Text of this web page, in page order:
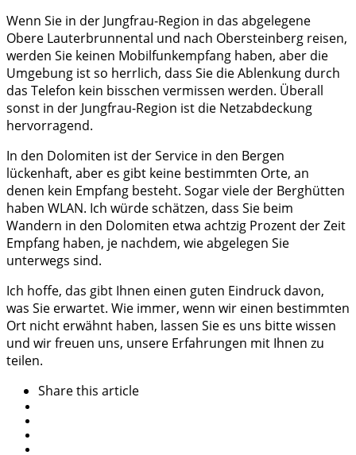
Wenn Sie in der Jungfrau-Region in das abgelegene
Obere Lauterbrunnental und nach Obersteinberg reisen,
werden Sie keinen Mobilfunkempfang haben, aber die
Umgebung ist so herrlich, dass Sie die Ablenkung durch
das Telefon kein bisschen vermissen werden. Überall
sonst in der Jungfrau-Region ist die Netzabdeckung
hervorragend.
In den Dolomiten ist der Service in den Bergen
lückenhaft, aber es gibt keine bestimmten Orte, an
denen kein Empfang besteht. Sogar viele der Berghütten
haben WLAN. Ich würde schätzen, dass Sie beim
Wandern in den Dolomiten etwa achtzig Prozent der Zeit
Empfang haben, je nachdem, wie abgelegen Sie
unterwegs sind.
Ich hoffe, das gibt Ihnen einen guten Eindruck davon,
was Sie erwartet. Wie immer, wenn wir einen bestimmten
Ort nicht erwähnt haben, lassen Sie es uns bitte wissen
und wir freuen uns, unsere Erfahrungen mit Ihnen zu
teilen.
Sharethis article